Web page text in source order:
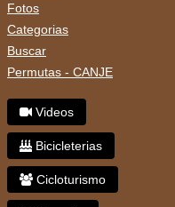
Fotos
Categorias
Buscar
Permutas - CANJE
Videos
Bicicleterias
Cicloturismo